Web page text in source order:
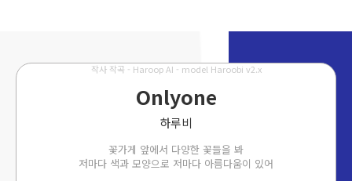
작사 작곡 - Haroop AI - model Haroobi v2.x
Onlyone
하루비
꽃가게 앞에서 다양한 꽃들을 봐
저마다 색과 모양으로 저마다 아름다움이 있어